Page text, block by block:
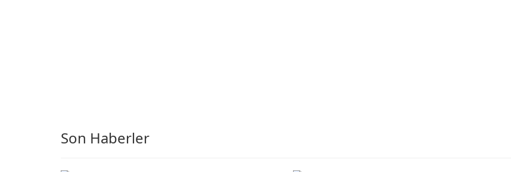
Son Haberler